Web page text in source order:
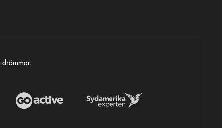
drömmar.